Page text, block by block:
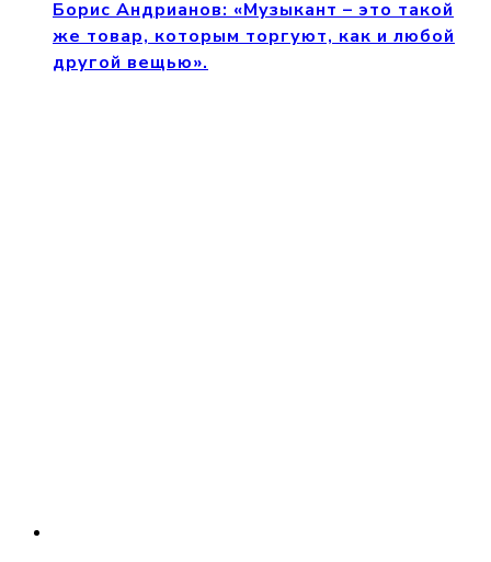
Борис Андрианов: «Музыкант – это такой
же товар, которым торгуют, как и любой
другой вещью».